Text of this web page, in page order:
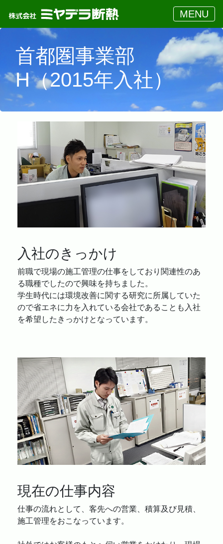
MENU
首都圏事業部
H（2015年入社）
入社のきっかけ
前職で現場の施工管理の仕事をしており関連性のあ
る職種でしたので興味を持ちました。
学生時代には環境改善に関する研究に所属していた
ので省エネに力を入れている会社であることも入社
を希望したきっかけとなっています。
現在の仕事内容
仕事の流れとして、客先への営業、積算及び見積、
施工管理をおこなっています。